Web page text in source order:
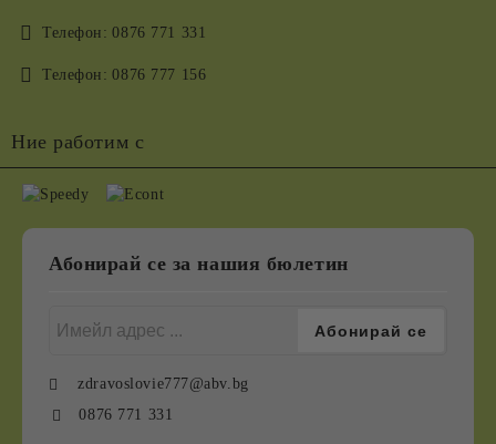
Телефон: 0876 771 331
Телефон: 0876 777 156
Ние работим с
Абонирай се за нашия бюлетин
zdravoslovie777@abv.bg
0876 771 331